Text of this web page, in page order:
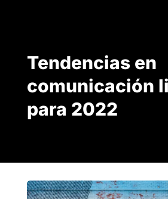
Tendencias en
comunicación
para 2022